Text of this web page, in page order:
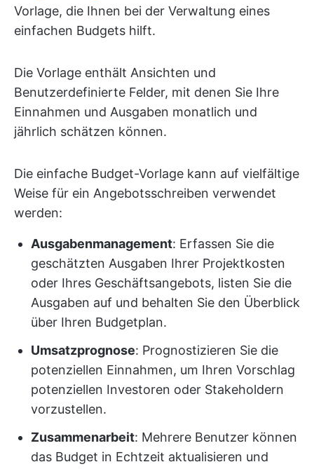
Vorlage, die Ihnen bei der Verwaltung eines
einfachen Budgets hilft.
Die Vorlage enthält Ansichten und
Benutzerdefinierte Felder, mit denen Sie Ihre
Einnahmen und Ausgaben monatlich und
jährlich schätzen können.
Die einfache Budget-Vorlage kann auf vielfältige
Weise für ein Angebotsschreiben verwendet
werden:
Ausgabenmanagement: Erfassen Sie die
geschätzten Ausgaben Ihrer Projektkosten
oder Ihres Geschäftsangebots, listen Sie die
Ausgaben auf und behalten Sie den Überblick
über Ihren Budgetplan.
Umsatzprognose: Prognostizieren Sie die
potenziellen Einnahmen, um Ihren Vorschlag
potenziellen Investoren oder Stakeholdern
vorzustellen.
Zusammenarbeit: Mehrere Benutzer können
das Budget in Echtzeit aktualisieren und